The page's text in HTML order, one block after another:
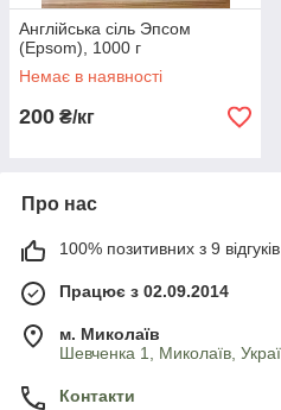
Англійська сіль Эпсом
(Epsom), 1000 г
Немає в наявності
200 ₴/кг
Про нас
100% позитивних з 9
Працює з 02.09.2014
м. Миколаїв
Шевченка 1, Миколаїв,
Контакти